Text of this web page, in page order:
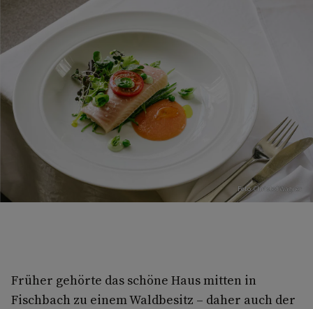
Foto: Christof Wagner
Früher gehörte das schöne Haus mitten in
Fischbach zu einem Waldbesitz – daher auch der